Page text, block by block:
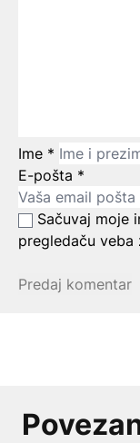
Ime *
E-pošta *
Sačuvaj moje
pregledaču veba